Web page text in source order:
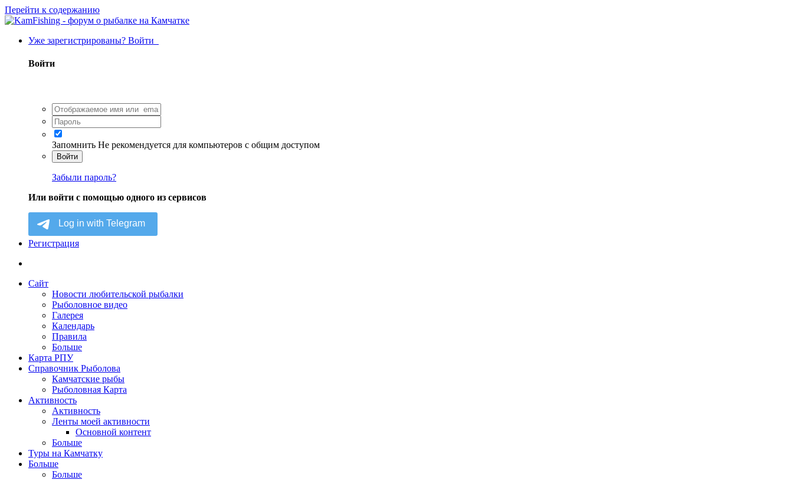
Перейти к содержанию
Уже зарегистрированы? Войти
Войти
Запомнить Не рекомендуется для компьютеров с общим доступом
Войти
Забыли пароль?
Или войти с помощью одного из сервисов
Регистрация
Сайт
Новости любительской рыбалки
Рыболовное видео
Галерея
Календарь
Правила
Больше
Карта РПУ
Справочник Рыболова
Камчатские рыбы
Рыболовная Карта
Активность
Активность
Ленты моей активности
Основной контент
Больше
Туры на Камчатку
Больше
Больше